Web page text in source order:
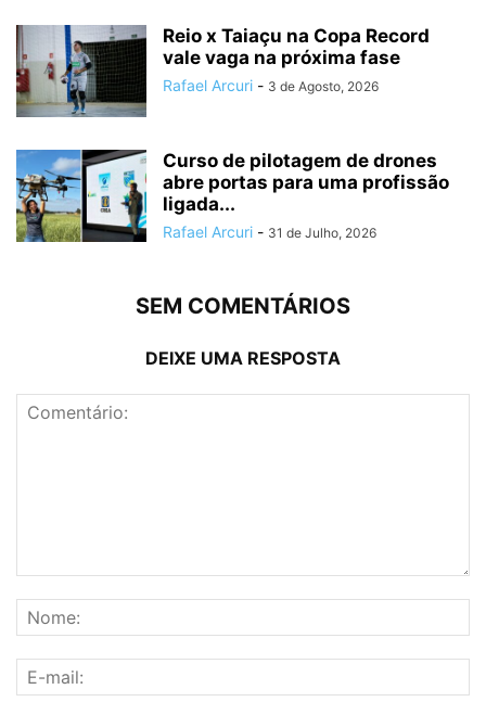
Reio x Taiaçu na Copa Record
vale vaga na próxima fase
Rafael Arcuri - 3 de Agosto, 2026
Curso de pilotagem de drones
abre portas para uma profissão
ligada...
Rafael Arcuri - 31 de Julho, 2026
SEM COMENTÁRIOS
DEIXE UMA RESPOSTA